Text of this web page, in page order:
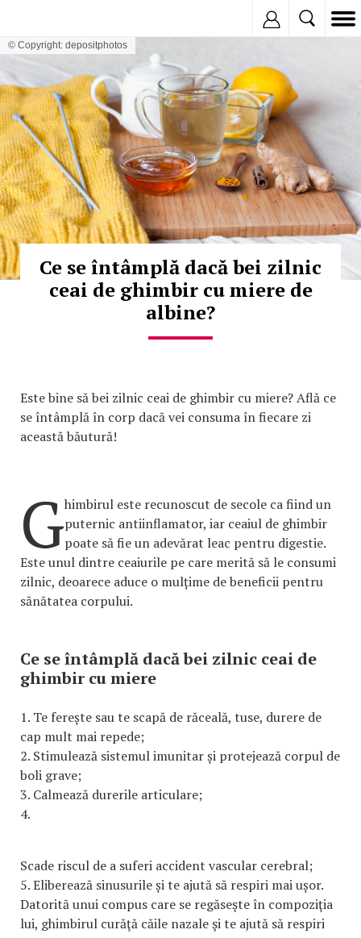
© Copyright: depositphotos
Ce se întâmplă dacă bei zilnic
ceai de ghimbir cu miere de
albine?
Este bine să bei zilnic ceai de ghimbir cu miere? Află ce
se întâmplă în corp dacă vei consuma în fiecare zi
această băutură!
Ghimbirul este recunoscut de secole ca fiind un
puternic antiinflamator, iar ceaiul de ghimbir
poate să fie un adevărat leac pentru digestie.
Este unul dintre ceaiurile pe care merită să le consumi
zilnic, deoarece aduce o mulțime de beneficii pentru
sănătatea corpului.
Ce se întâmplă dacă bei zilnic ceai de
ghimbir cu miere
1. Te ferește sau te scapă de răceală, tuse, durere de
cap mult mai repede;
2. Stimulează sistemul imunitar și protejează corpul de
boli grave;
3. Calmează durerile articulare;
4.
Scade riscul de a suferi accident vascular cerebral;
5. Eliberează sinusurile și te ajută să respiri mai ușor.
Datorită unui compus care se regăseşte în compoziţia
lui, ghimbirul curăţă căile nazale şi te ajută să respiri